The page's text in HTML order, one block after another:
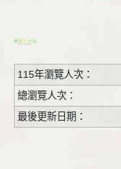
115年瀏覽人次：
總瀏覽人次：
最後更新日期：